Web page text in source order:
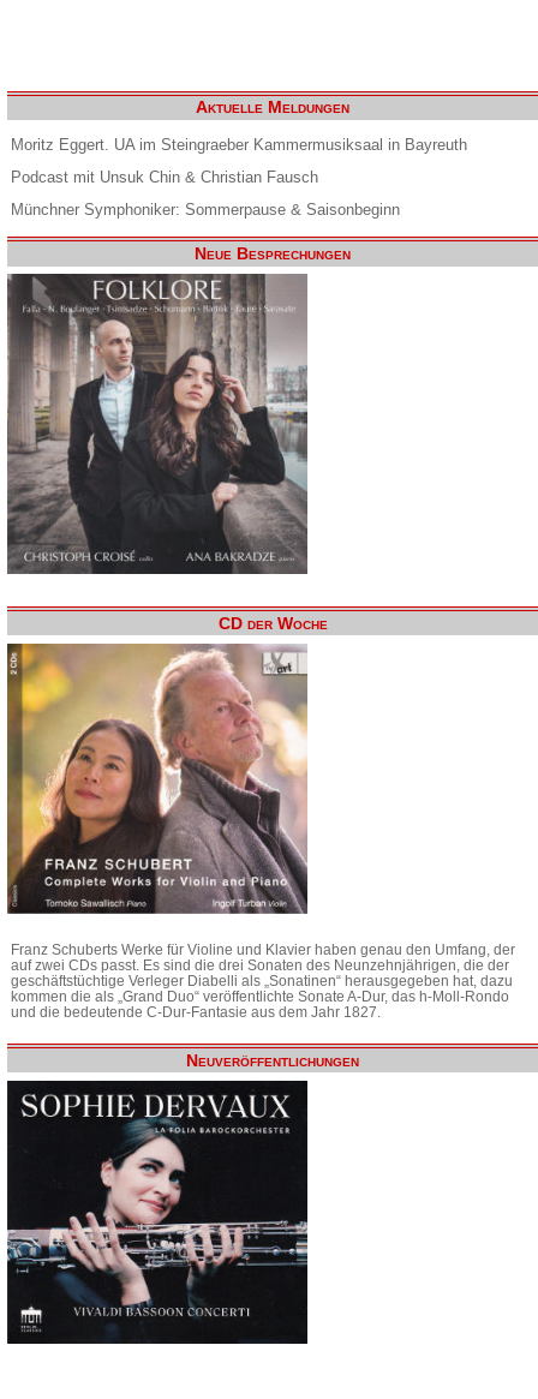
Aktuelle Meldungen
Moritz Eggert. UA im Steingraeber Kammermusiksaal in Bayreuth
Podcast mit Unsuk Chin & Christian Fausch
Münchner Symphoniker: Sommerpause & Saisonbeginn
Neue Besprechungen
CD der Woche
Franz Schuberts Werke für Violine und Klavier haben genau den Umfang, der
auf zwei CDs passt. Es sind die drei Sonaten des Neunzehnjährigen, die der
geschäftstüchtige Verleger Diabelli als „Sonatinen“ herausgegeben hat, dazu
kommen die als „Grand Duo“ veröffentlichte Sonate A-Dur, das h-Moll-Rondo
und die bedeutende C-Dur-Fantasie aus dem Jahr 1827.
Neuveröffentlichungen